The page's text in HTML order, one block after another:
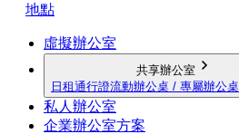
地點
虛擬辦公室
共享辦公室
日租通行證流動辦公桌 / 專屬辦公桌
私人辦公室
企業辦公室方案